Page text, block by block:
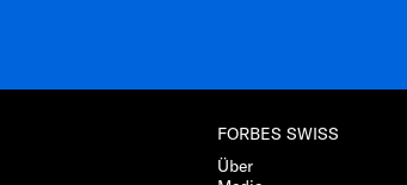
FORBES SWISS
Über